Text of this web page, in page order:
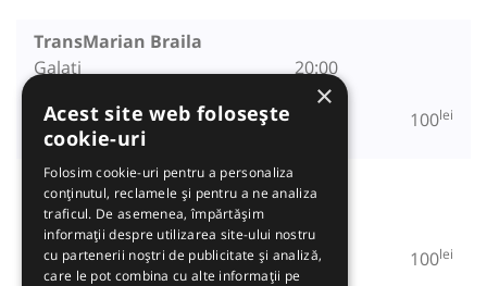
TransMarian Braila
Galati
20:00
00:30
100lei
RBT by Autovip
Galati
Aeroport Otopeni
01:30
100lei
×
Acest site web folosește
cookie-uri
Folosim cookie-uri pentru a personaliza
conținutul, reclamele și pentru a ne analiza
traficul. De asemenea, împărtășim
informații despre utilizarea site-ului nostru
cu partenerii noștri de publicitate și analiză,
care le pot combina cu alte informații pe